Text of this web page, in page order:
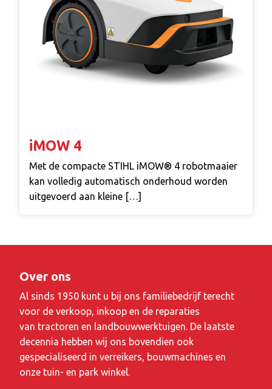
iMOW 4
Met de compacte STIHL iMOW® 4 robotmaaier
kan volledig automatisch onderhoud worden
uitgevoerd aan kleine […]
Over ons
Al sinds 1950 kunt u bij ons familiebedrijf terecht
voor de verkoop, inkoop en de reparaties
van tractoren en landbouwwerktuigen. De laatste
decennia hebben wij ons bovendien ook
gespecialiseerd in verreikers, bouwmachines en
onze tuin- en park winkel.